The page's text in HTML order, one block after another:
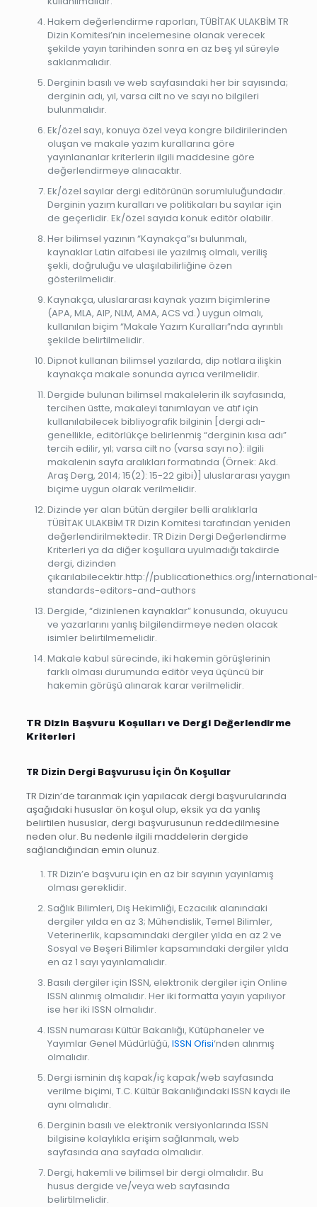
Hakem değerlendirme raporları, TÜBİTAK ULAKBİM TR
Dizin Komitesi’nin incelemesine olanak verecek
şekilde yayın tarihinden sonra en az beş yıl süreyle
saklanmalıdır.
Derginin basılı ve web sayfasındaki her bir sayısında;
derginin adı, yıl, varsa cilt no ve sayı no bilgileri
bulunmalıdır.
Ek/özel sayı, konuya özel veya kongre bildirilerinden
oluşan ve makale yazım kurallarına göre
yayınlananlar kriterlerin ilgili maddesine göre
değerlendirmeye alınacaktır.
Ek/özel sayılar dergi editörünün sorumluluğundadır.
Derginin yazım kuralları ve politikaları bu sayılar için
de geçerlidir. Ek/özel sayıda konuk editör olabilir.
Her bilimsel yazının “Kaynakça”sı bulunmalı,
kaynaklar Latin alfabesi ile yazılmış olmalı, veriliş
şekli, doğruluğu ve ulaşılabilirliğine özen
gösterilmelidir.
Kaynakça, uluslararası kaynak yazım biçimlerine
(APA, MLA, AIP, NLM, AMA, ACS vd.) uygun olmalı,
kullanılan biçim “Makale Yazım Kuralları”nda ayrıntılı
şekilde belirtilmelidir.
Dipnot kullanan bilimsel yazılarda, dip notlara ilişkin
kaynakça makale sonunda ayrıca verilmelidir.
Dergide bulunan bilimsel makalelerin ilk sayfasında,
tercihen üstte, makaleyi tanımlayan ve atıf için
kullanılabilecek bibliyografik bilginin [dergi adı-
genellikle, editörlükçe belirlenmiş “derginin kısa adı”
tercih edilir, yıl; varsa cilt no (varsa sayı no): ilgili
makalenin sayfa aralıkları formatında (Örnek: Akd.
Araş Derg, 2014; 15(2): 15-22 gibi)] uluslararası yaygın
biçime uygun olarak verilmelidir.
Dizinde yer alan bütün dergiler belli aralıklarla
TÜBİTAK ULAKBİM TR Dizin Komitesi tarafından yeniden
değerlendirilmektedir. TR Dizin Dergi Değerlendirme
Kriterleri ya da diğer koşullara uyulmadığı takdirde
dergi, dizinden
çıkarılabilecektir.http://publicationethics.org/
standards-editors-and-authors
Dergide, “dizinlenen kaynaklar” konusunda, okuyucu
ve yazarlarını yanlış bilgilendirmeye neden olacak
isimler belirtilmemelidir.
Makale kabul sürecinde, iki hakemin görüşlerinin
farklı olması durumunda editör veya üçüncü bir
hakemin görüşü alınarak karar verilmelidir.
TR Dizin Başvuru Koşulları ve Dergi Değerlendirme
Kriterleri
TR Dizin Dergi Başvurusu İçin Ön Koşullar
TR Dizin’de taranmak için yapılacak dergi başvurularında
aşağıdaki hususlar ön koşul olup, eksik ya da yanlış
belirtilen hususlar, dergi başvurusunun reddedilmesine
neden olur. Bu nedenle ilgili maddelerin dergide
sağlandığından emin olunuz.
TR Dizin’e başvuru için en az bir sayının yayınlamış
olması gereklidir.
Sağlık Bilimleri, Diş Hekimliği, Eczacılık alanındaki
dergiler yılda en az 3; Mühendislik, Temel Bilimler,
Veterinerlik, kapsamındaki dergiler yılda en az 2 ve
Sosyal ve Beşeri Bilimler kapsamındaki dergiler yılda
en az 1 sayı yayınlamalıdır.
Basılı dergiler için ISSN, elektronik dergiler için Online
ISSN alınmış olmalıdır. Her iki formatta yayın yapılıyor
ise her iki ISSN olmalıdır.
ISSN numarası Kültür Bakanlığı, Kütüphaneler ve
Yayımlar Genel Müdürlüğü, ISSN Ofisi‘nden alınmış
olmalıdır.
Dergi isminin dış kapak/iç kapak/web sayfasında
verilme biçimi, T.C. Kültür Bakanlığındaki ISSN kaydı ile
aynı olmalıdır.
Derginin basılı ve elektronik versiyonlarında ISSN
bilgisine kolaylıkla erişim sağlanmalı, web
sayfasında ana sayfada olmalıdır.
Dergi, hakemli ve bilimsel bir dergi olmalıdır. Bu
husus dergide ve/veya web sayfasında
belirtilmelidir.